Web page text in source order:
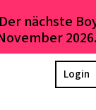
nächste
2026.
Login